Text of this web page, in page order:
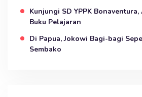
Kunjungi SD YPPK Bonaventura,
Buku Pelajaran
Di Papua, Jokowi Bagi-bagi
Sembako